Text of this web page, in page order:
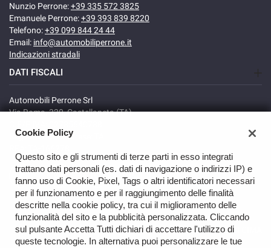
Nunzio Perrone:+39 335 572 3825
Emanuele Perrone:+39 393 839 8220
Telefono:+39 099 844 24 44
Email: info@automobiliperrone.it
Indicazioni stradali
DATI FISCALI
Automobili Perrone Srl
Via Roma, 320, Castellaneta (TA)
Registro delle imprese: TA
TORNA IN CIMA
Cookie Policy
Questo sito e gli strumenti di terze parti in esso integrati
trattano dati personali (es. dati di navigazione o indirizzi IP) e
fanno uso di Cookie, Pixel, Tags o altri identificatori necessari
per il funzionamento e per il raggiungimento delle finalità
descritte nella cookie policy, tra cui il miglioramento delle
funzionalità del sito e la pubblicità personalizzata. Cliccando
sul pulsante Accetta Tutti dichiari di accettare l'utilizzo di
queste tecnologie. In alternativa puoi personalizzare le tue